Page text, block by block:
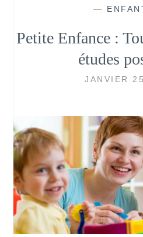
—
Petite Enfance :
études
JANVIER